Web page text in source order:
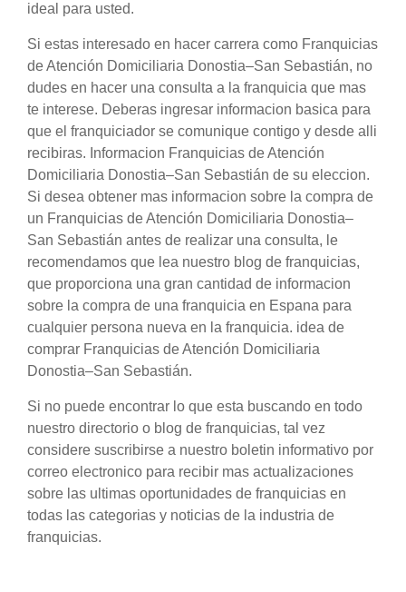
ideal para usted.
Si estas interesado en hacer carrera como Franquicias
de Atención Domiciliaria Donostia–San Sebastián, no
dudes en hacer una consulta a la franquicia que mas
te interese. Deberas ingresar informacion basica para
que el franquiciador se comunique contigo y desde alli
recibiras. Informacion Franquicias de Atención
Domiciliaria Donostia–San Sebastián de su eleccion.
Si desea obtener mas informacion sobre la compra de
un Franquicias de Atención Domiciliaria Donostia–
San Sebastián antes de realizar una consulta, le
recomendamos que lea nuestro blog de franquicias,
que proporciona una gran cantidad de informacion
sobre la compra de una franquicia en Espana para
cualquier persona nueva en la franquicia. idea de
comprar Franquicias de Atención Domiciliaria
Donostia–San Sebastián.
Si no puede encontrar lo que esta buscando en todo
nuestro directorio o blog de franquicias, tal vez
considere suscribirse a nuestro boletin informativo por
correo electronico para recibir mas actualizaciones
sobre las ultimas oportunidades de franquicias en
todas las categorias y noticias de la industria de
franquicias.